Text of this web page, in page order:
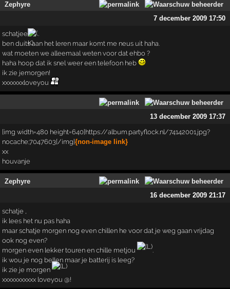
Zephyre
7 december 2009 17:50
schatjee
.
ben duits aan het leren maar komt me neus uit haha.
wat moeten we alleemaal weten voor dat ehbo ?
haha hoop dat ik snel weer een telefoon heb
ik zie jemorgen!
xxxxxxxloveyou
13 december 2009 17:37
[img width=480 height=640]https://album.partyflock.nl/74142001.jpg?
nocache;7047603[/img]{non-image link}
xx
houvanje
Zephyre
16 december 2009 21:17
schatje ,
ik lees het nu pas haha
maar schatje morgen nog even chillen he voor dat je weg gaan vrijdag
ook nog even?
morgen even lekker touren en chille metjou
.
ik wou je nog bellen maar je batterij is leeg?
ik zie je morgen
xxxxxxxxxxx loveyou @!